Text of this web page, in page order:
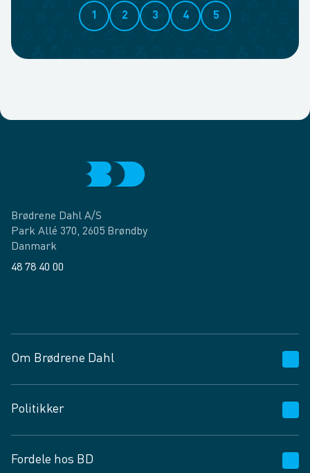
1 2 3 4 5
Brødrene Dahl A/S
Park Allé 370, 2605 Brøndby
Danmark
48 78 40 00
Om Brødrene Dahl
Vagttelefon 30 10 89 89
Spørgsmål og svar
Job og karriere
Politikker
Privatlivspolitik
Fordele hos BD